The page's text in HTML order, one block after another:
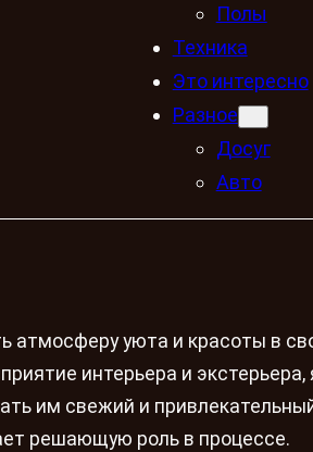
Полы
Техника
Это интересно
Разное
Досуг
Авто
атмосферу уюта и красоты в
интерьера и
им свежий и
решающую роль в процессе.